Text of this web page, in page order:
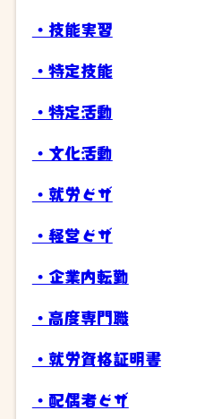
・技能実習
・特定技能
・特定活動
・文化活動
・就労ビザ
・経営ビザ
・企業内転勤
・高度専門職
・就労資格証明書
・配偶者ビザ